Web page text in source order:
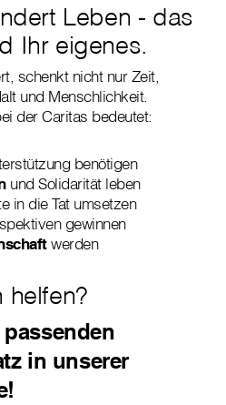
Leben - das
Ihr eigenes.
schenkt nicht nur Zeit,
und Menschlichkeit.
der Caritas bedeutet:
benötigen
und Solidarität leben
in die Tat umsetzen
gewinnen
werden
helfen?
in unserer